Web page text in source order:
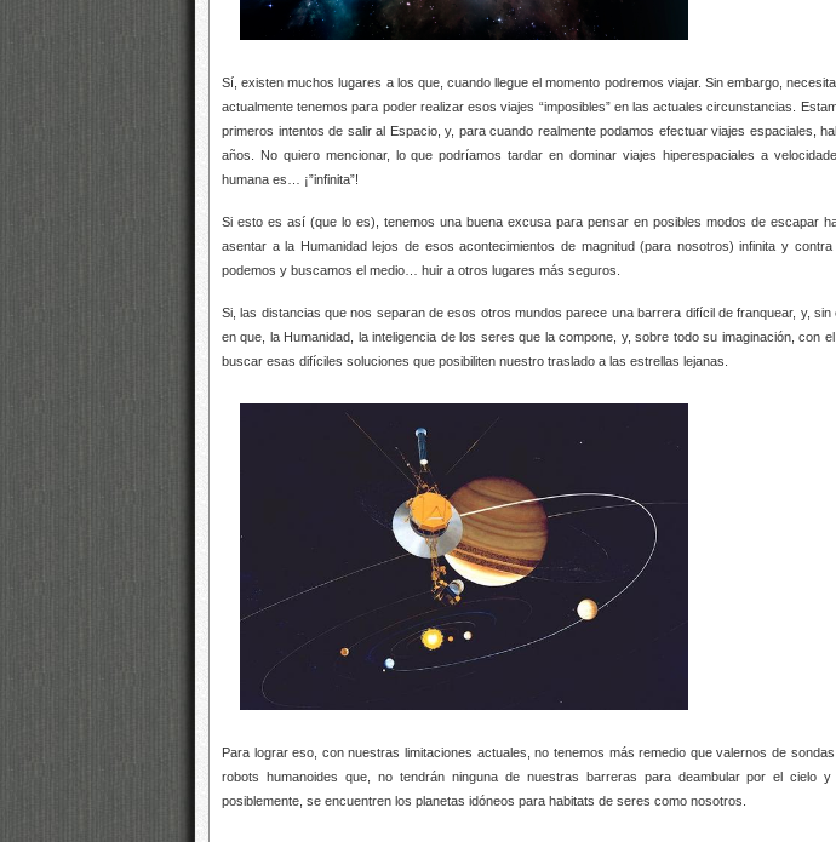
Sí, existen muchos lugares a los que, cuando llegue el momento podremos viajar. Sin embargo,
actualmente tenemos para poder realizar esos viajes “imposibles” en las actuales circunstancias.
primeros intentos de salir al Espacio, y, para cuando realmente podamos efectuar viajes espaciales,
años. No quiero mencionar, lo que podríamos tardar en dominar viajes hiperespaciales a
humana es… ¡”infinita”!
Si esto es así (que lo es), tenemos una buena excusa para pensar en posibles modos de escapar
asentar a la Humanidad lejos de esos acontecimientos de magnitud (para nosotros) infinita y
podemos y buscamos el medio… huir a otros lugares más seguros.
Si, las distancias que nos separan de esos otros mundos parece una barrera difícil de franquear, y,
en que, la Humanidad, la inteligencia de los seres que la compone, y, sobre todo su imaginación, con
buscar esas difíciles soluciones que posibiliten nuestro traslado a las estrellas lejanas.
Para lograr eso, con nuestras limitaciones actuales, no tenemos más remedio que valernos de
robots humanoides que, no tendrán ninguna de nuestras barreras para deambular por el cielo
posiblemente, se encuentren los planetas idóneos para habitats de seres como nosotros.